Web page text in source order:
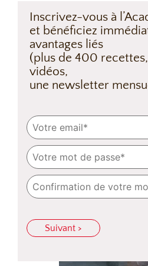
Inscrivez-vous à
et bénéficiez
avantages liés
(plus de 400 recettes,
vidéos,
une newsletter
Suivant >